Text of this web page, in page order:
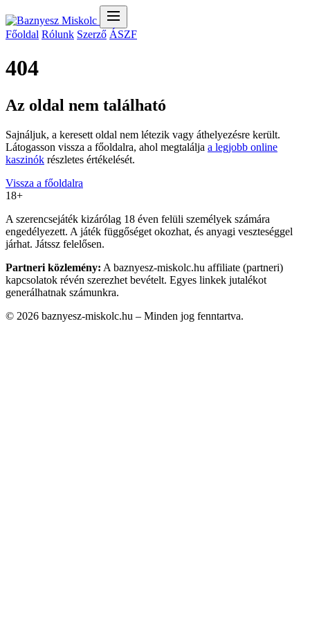
Főoldal Rólunk Szerző ÁSZF
404
Az oldal nem található
Sajnáljuk, a keresett oldal nem létezik vagy áthelyezésre került.
Látogasson vissza a főoldalra, ahol megtalálja a legjobb online
kaszinók részletes értékelését.
Vissza a főoldalra
18+
A szerencsejáték kizárólag 18 éven felüli személyek számára
engedélyezett. A játék függőséget okozhat, és anyagi veszteséggel
járhat. Játssz felelősen.
Partneri közlemény: A baznyesz-miskolc.hu affiliate (partneri)
kapcsolatok révén szerezhet bevételt. Egyes linkek jutalékot
generálhatnak számunkra.
© 2026 baznyesz-miskolc.hu – Minden jog fenntartva.